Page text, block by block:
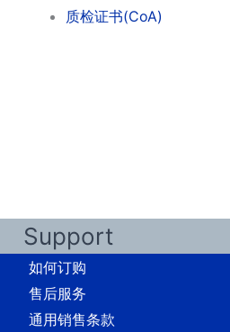
质检证书(CoA)
Support
如何订购
售后服务
通用销售条款